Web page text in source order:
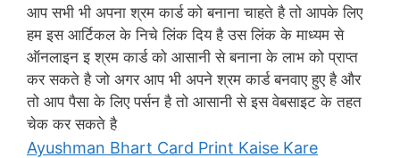
आप सभी भी अपना श्रम कार्ड को बनाना चाहते है तो आपके लिए
हम इस आर्टिकल के निचे लिंक दिय है उस लिंक के माध्यम से
ऑनलाइन इ श्रम कार्ड को आसानी से बनाना के लाभ को प्राप्त
कर सकते है जो अगर आप भी अपने श्रम कार्ड बनवाए हुए है और
तो आप पैसा के लिए पर्सन है तो आसानी से इस वेबसाइट के तहत
चेक कर सकते है
Ayushman Bhart Card Print Kaise Kare